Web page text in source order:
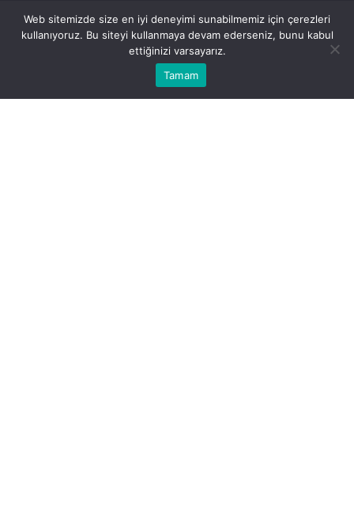
makalede, Giorgio Armani’nin gerçekten boykot edilip
edilmediğini, neden boykot çağrılarının yapıldığını ve
boykotun gerekçelerini inceleyeceğiz.
Bu web sitesinde en iyi deneyimi yaşamanızı sağlamak için
Eczaneler
Web sitemizde size en iyi deneyimi sunabilmemiz için çerezleri
kullanıyoruz. Bu siteyi kullanmaya devam ederseniz, bunu kabul
ettiğinizi varsayarız.
Tamam